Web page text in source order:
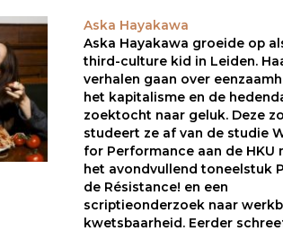
Aska Hayakawa
Aska Hayakawa groeide op
third-culture kid in Leiden.
verhalen gaan over
het kapitalisme en de
zoektocht naar geluk. Deze
studeert ze af van de studie
for Performance aan de HKU
het avondvullend toneelstuk
de Résistance! en een
scriptieonderzoek naar
kwetsbaarheid. Eerder